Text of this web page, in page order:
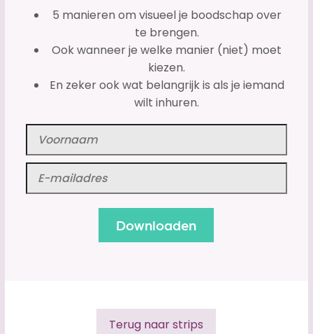
5 manieren om visueel je boodschap over
te brengen.
Ook wanneer je welke manier (niet) moet
kiezen.
En zeker ook wat belangrijk is als je iemand
wilt inhuren.
Terug naar strips